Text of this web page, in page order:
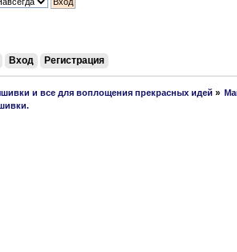
Вход Регистрация
и все для воплощения прекрасных идей »